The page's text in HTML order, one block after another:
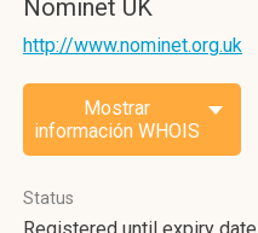
Nominet UK
http://www.nominet.org.uk
Mostrar
información WHOIS
Status